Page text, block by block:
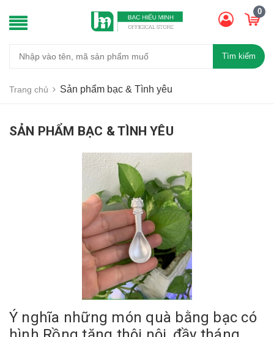
0
Tìm kiếm
Trang chủ Sản phẩm bạc & Tình yêu
SẢN PHẨM BẠC & TÌNH YÊU
Ý nghĩa những món quà bằng bạc có